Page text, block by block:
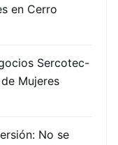
en Cerro
Sercotec-
Mujeres
No se